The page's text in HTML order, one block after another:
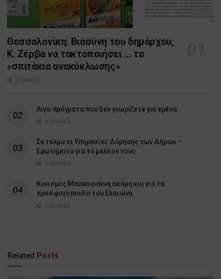
Θεσσαλονίκη: Βιασύνη του δημάρχου,
Κ. Ζέρβα να τακτοποιήσει … τα
«σπιτάκια ανακύκλωσης»
0 SHARES
Λίγα πράγματα που δεν γνωρίζετε για εμένα
0 SHARES
Σε τέλμα οι Υπηρεσίες Δόμησης των Δήμων –
Ερωτήματα για το μέλλον τους
0 SHARES
Κυνισμός Μπακογιάννη ακόμη και για τα
προσφυγόπουλα του Ελαιώνα
0 SHARES
Related Posts